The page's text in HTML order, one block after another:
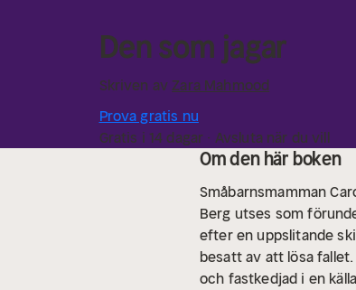
Den som jagar
Skriven av Zara Mahmood
Prova gratis nu
Gratis i 14 dagar · Avsluta när du vill
Om den här boken
Småbarnsmamman
Berg utses som
efter en uppslitande
besatt av att lösa
och fastkedjad i en